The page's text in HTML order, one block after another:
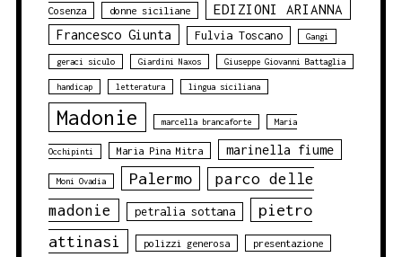
Cosenza donne siciliane EDIZIONI ARIANNA
Francesco Giunta Fulvia Toscano Gangi
geraci siculo Giardini Naxos Giuseppe Giovanni Battaglia
handicap letteratura lingua siciliana
Madonie marcella brancaforte Maria
Occhipinti Maria Pina Mitra marinella fiume
Moni Ovadia Palermo
parco delle
madonie
petralia sottana
pietro
attinasi
polizzi generosa presentazione